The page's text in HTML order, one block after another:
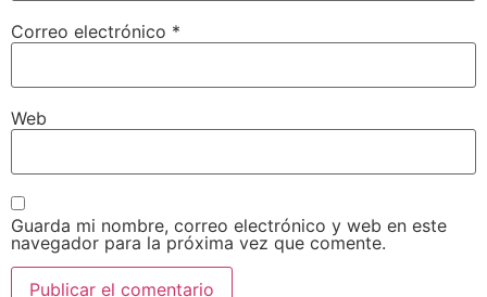
Correo electrónico *
Web
Guarda mi nombre, correo electrónico y web en este
navegador para la próxima vez que comente.